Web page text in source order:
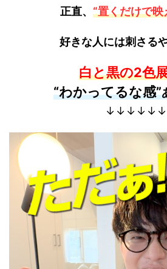
正直、 “置くだけで映
好きな人には刺さる
白と黒の2色
“わかってるな感”
↓↓↓↓↓↓